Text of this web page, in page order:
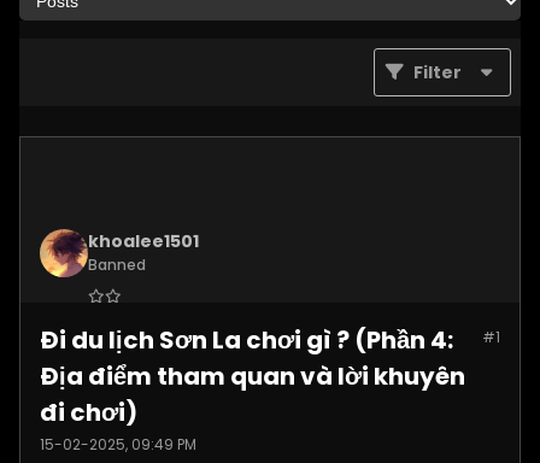
Filter
khoalee1501
Banned
Posts: 5577 #1
Đi du lịch Sơn La chơi gì ? (Phần 4:
Địa điểm tham quan và lời khuyên
đi chơi)
15-02-2025, 09:49 PM